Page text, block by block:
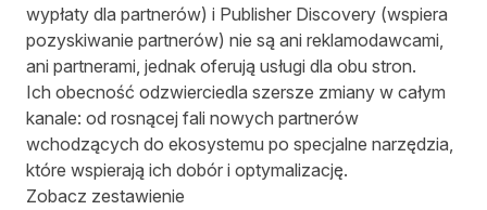
wypłaty dla partnerów) i Publisher Discovery (wspiera
pozyskiwanie partnerów) nie są ani reklamodawcami,
ani partnerami, jednak oferują usługi dla obu stron.
Ich obecność odzwierciedla szersze zmiany w całym
kanale: od rosnącej fali nowych partnerów
wchodzących do ekosystemu po specjalne narzędzia,
które wspierają ich dobór i optymalizację.
Zobacz zestawienie